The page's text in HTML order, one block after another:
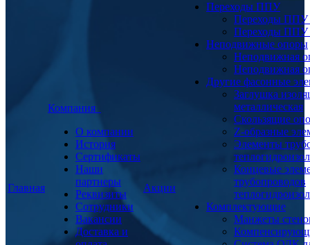
Главная
Компания
О компании
История
Сертификаты
Наши
партнеры
Реквизиты
Сотрудники
Вакансии
Доставка и
Акции
Переходы ППУ
Переходы
Переходы
Неподвижные опоры
Неподвижная
Неподвижная
Другие фасонные
Заглушка
металлическая
Скользящие
Z-образные
Элементы
Концевые
трубопроводов
Комплектующие
Манжеты